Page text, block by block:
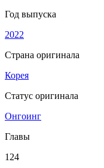
Год выпуска
2022
Страна оригинала
Корея
Статус оригинала
Онгоинг
Главы
124